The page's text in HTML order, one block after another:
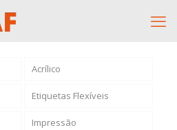
Acrílico
Etiquetas Flexíveis
Impressão